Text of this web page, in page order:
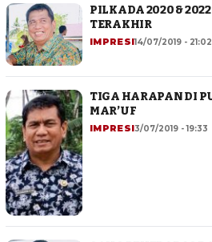
PILKADA 2020 &
TERAKHIR
IMPRESI14/07/2019 - 21:02
TIGA HARAPAN DI
MAR’UF
IMPRESI3/07/2019 - 19:33